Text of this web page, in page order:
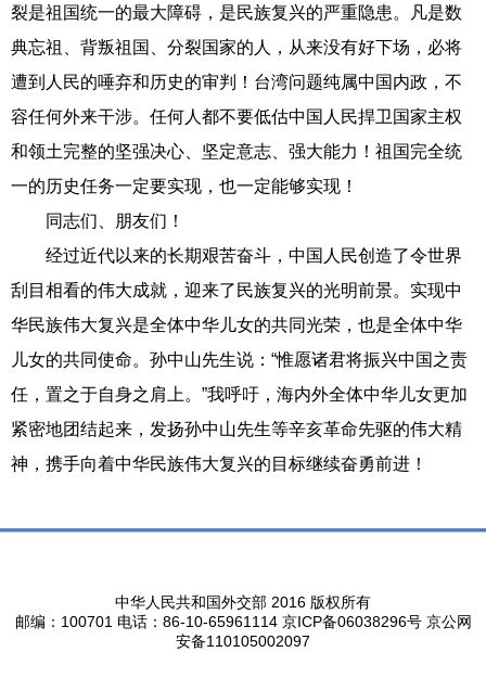
裂是祖国统一的最大障碍，是民族复兴的严重隐患。凡是数
典忘祖、背叛祖国、分裂国家的人，从来没有好下场，必将
遭到人民的唾弃和历史的审判！台湾问题纯属中国内政，不
容任何外来干涉。任何人都不要低估中国人民捍卫国家主权
和领土完整的坚强决心、坚定意志、强大能力！祖国完全统
一的历史任务一定要实现，也一定能够实现！
同志们、朋友们！
经过近代以来的长期艰苦奋斗，中国人民创造了令世界
刮目相看的伟大成就，迎来了民族复兴的光明前景。实现中
华民族伟大复兴是全体中华儿女的共同光荣，也是全体中华
儿女的共同使命。孙中山先生说：“惟愿诸君将振兴中国之责
任，置之于自身之肩上。”我呼吁，海内外全体中华儿女更加
紧密地团结起来，发扬孙中山先生等辛亥革命先驱的伟大精
神，携手向着中华民族伟大复兴的目标继续奋勇前进！
中华人民共和国外交部 2016 版权所有
邮编：100701 电话：86-10-65961114 京ICP备06038296号 京公网
安备110105002097